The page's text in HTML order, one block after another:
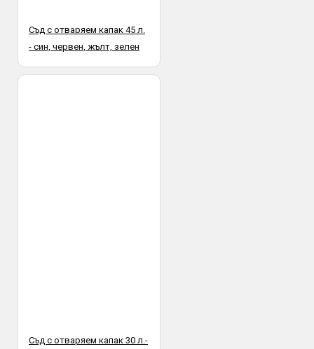
Съд с отваряем капак 45 л.
- син, червен, жълт, зелен
Съд с отваряем капак 30 л.-